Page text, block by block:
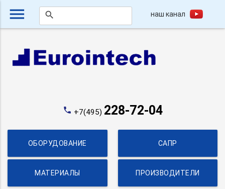
menu search наш канал
phone +7(495) 228-72-04
ОБОРУДОВАНИЕ САПР
МАТЕРИАЛЫ ПРОИЗВОДИТЕЛИ